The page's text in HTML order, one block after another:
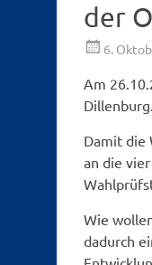
der
6.
Am
Dillenburg.
Damit die
an die
Wie
dadurch